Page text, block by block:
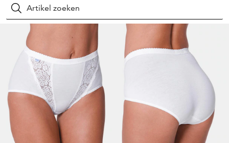
Zoeken
Home Lingerie & badmode